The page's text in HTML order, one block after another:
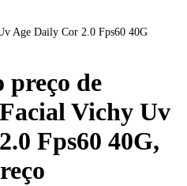
Age Daily Cor 2.0 Fps60 40G
preço de
Vichy Uv
Fps60 40G,